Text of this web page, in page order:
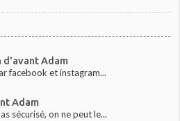
d'avant Adam
facebook et instagram...
Adam
sécurisé, on ne peut le...